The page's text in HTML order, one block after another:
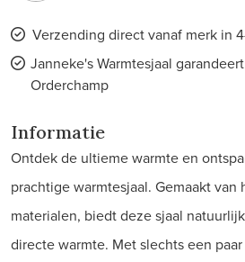
Verzending direct vanaf merk in
Janneke's Warmtesjaal
Orderchamp
Informatie
Ontdek de ultieme warmte en
prachtige warmtesjaal. Gemaakt van
materialen, biedt deze sjaal
directe warmte. Met slechts een